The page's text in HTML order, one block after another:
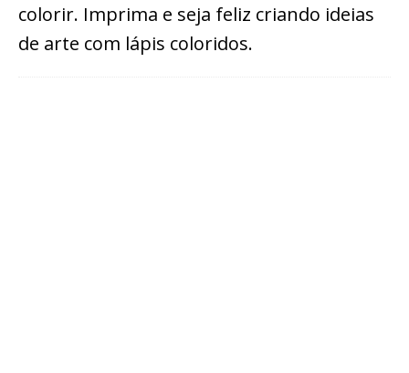
colorir. Imprima e seja feliz criando ideias
de arte com lápis coloridos.